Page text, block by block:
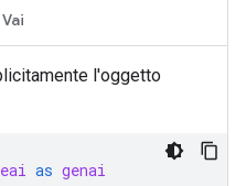
Vai
l'oggetto
as genai